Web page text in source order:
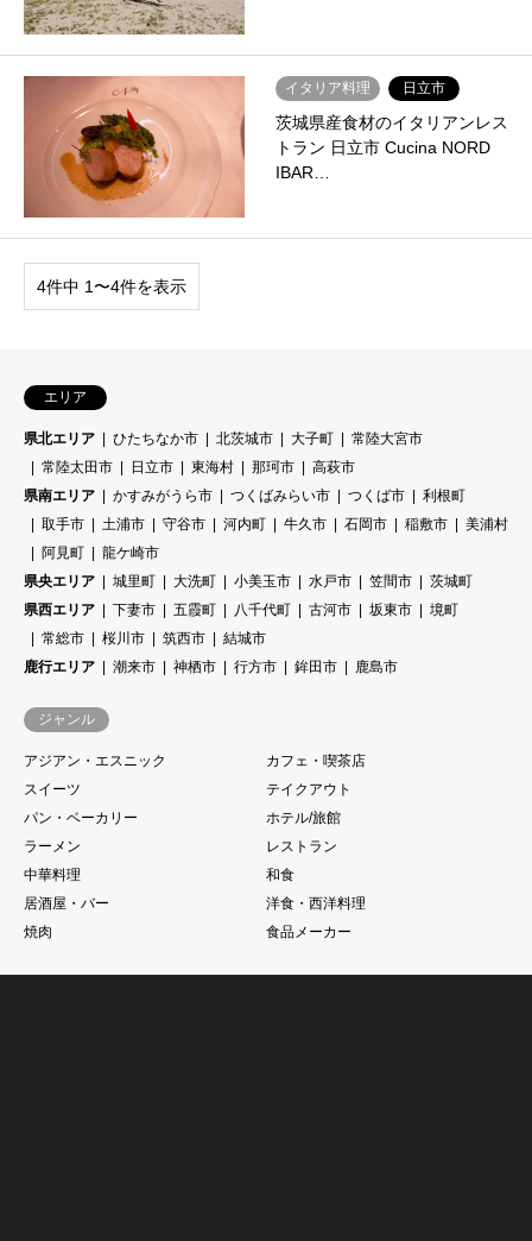
イタリア料理 日立市
茨城県産食材のイタリアンレス
トラン 日立市 Cucina NORD
IBAR…
4件中 1〜4件を表示
エリア
県北エリア ひたちなか市 北茨城市 大子町
常陸大宮市
常陸太田市
日立市 東海村 那珂市
高萩市
県南エリア
かすみがうら市 つくばみらい市 つくば市
利根町
取手市
土浦市 守谷市 河内町 牛久市 石岡市 稲敷市
美浦村
阿見町
龍ケ崎市
県央エリア
城里町 大洗町 小美玉市 水戸市 笠間市
茨城町
県西エリア
下妻市 五霞町 八千代町 古河市 坂東市
境町
常総市
桜川市 筑西市
結城市
鹿行エリア
潮来市 神栖市 行方市 鉾田市 鹿島市
ジャンル
アジアン・エスニック
カフェ・喫茶店
スイーツ
テイクアウト
パン・ベーカリー
ホテル/旅館
ラーメン
レストラン
中華料理
和食
居酒屋・バー
洋食・西洋料理
焼肉
食品メーカー